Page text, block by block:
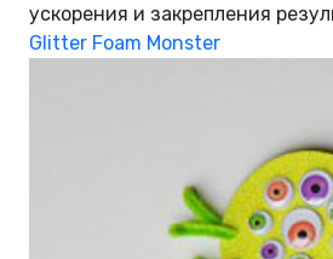
ускорения и закрепления
Glitter Foam Monster